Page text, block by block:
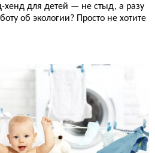
хенд для детей — не стыд, а разу
об экологии? Просто не хотите